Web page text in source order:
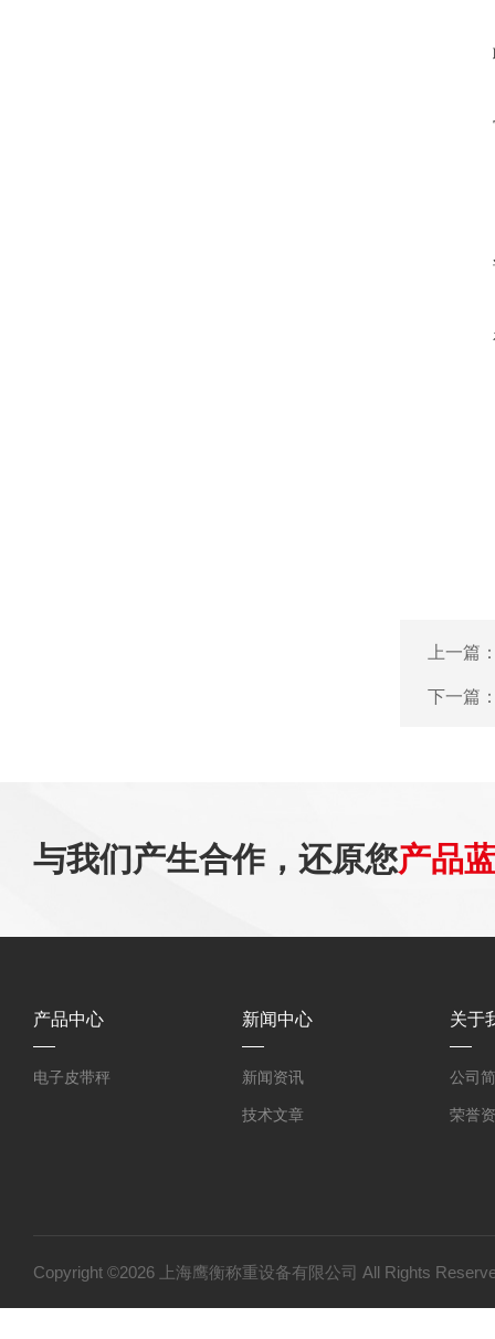
上一篇
下一篇
与我们产生合作，还原您产品
产品中心
电子皮带秤
新闻中心
新闻资讯
技术文章
关于
公司
荣誉
Copyright ©2026 上海鹰衡称重设备有限公司 All Rights